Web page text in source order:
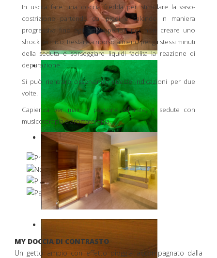
In uscita fare una doccia fredda per stimolare la vaso-
costrizione partendo dai piedi e salendo in maniera
progressiva fino agli arti superiori per non creare uno
shock termico. Restare a riposo almeno per gli stessi minuti
della seduta e sorseggiare liquidi facilita la reazione di
depurazione.
Si può rientrare osservando queste indicazioni per due
volte.
Capienza per max. 2 persone sdraiate, 4 sedute con
musicoterapia e aromaterapia.
MY DOCCIA DI CONTRASTO
Un getto ampio con effetto pioggia accompagnato dalla